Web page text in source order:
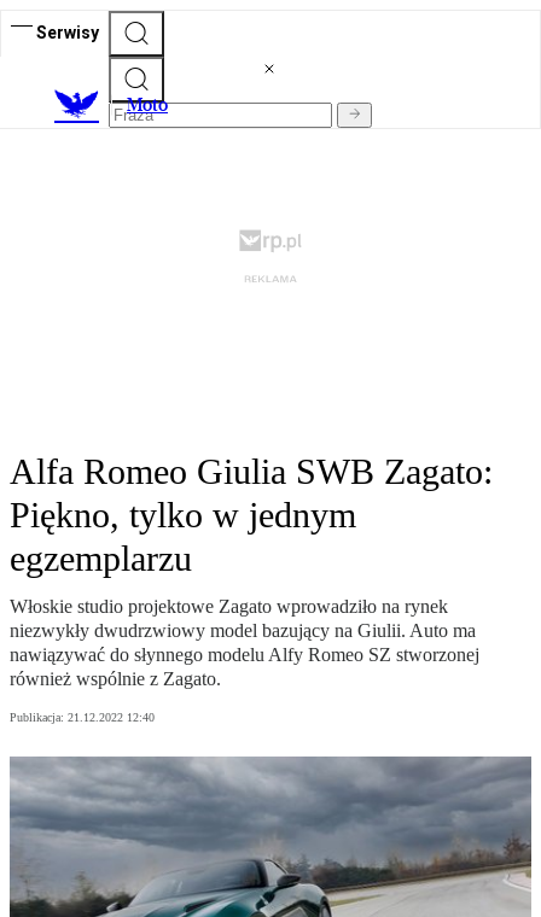
Serwisy
Moto
Alfa Romeo Giulia SWB Zagato:
Piękno, tylko w jednym
egzemplarzu
Włoskie studio projektowe Zagato wprowadziło na rynek
niezwykły dwudrzwiowy model bazujący na Giulii. Auto ma
nawiązywać do słynnego modelu Alfy Romeo SZ stworzonej
również wspólnie z Zagato.
Publikacja: 21.12.2022 12:40